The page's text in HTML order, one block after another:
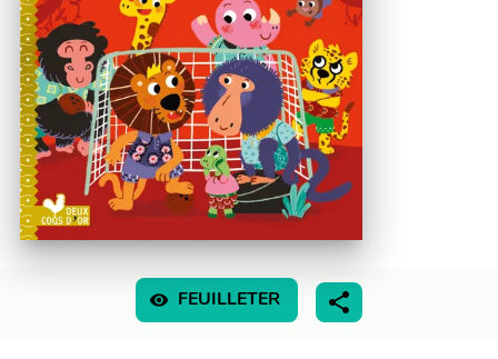
visibility FEUILLETER